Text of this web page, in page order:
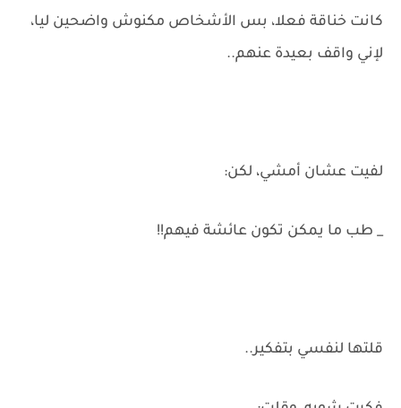
كانت خناقة فعلا، بس الأشخاص مكنوش واضحين ليا،
لإني واقف بعيدة عنهم..
لفيت عشان أمشي، لكن:
_ طب ما يمكن تكون عائشة فيهم!!
قلتها لنفسي بتفكير..